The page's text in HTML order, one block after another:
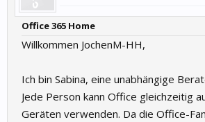
Office 365 Home
Willkommen JochenM-HH,
Ich bin Sabina, eine unabhängige
Jede Person kann Office gleichzeitig
Geräten verwenden. Da die Office-